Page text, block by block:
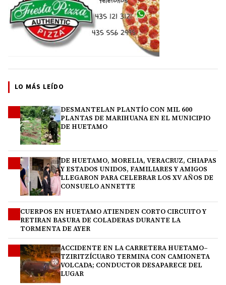
LO MÁS LEÍDO
DESMANTELAN PLANTÍO CON MIL 600
PLANTAS DE MARIHUANA EN EL MUNICIPIO
DE HUETAMO
DE HUETAMO, MORELIA, VERACRUZ, CHIAPAS
Y ESTADOS UNIDOS, FAMILIARES Y AMIGOS
LLEGARON PARA CELEBRAR LOS XV AÑOS DE
CONSUELO ANNETTE
CUERPOS EN HUETAMO ATIENDEN CORTO CIRCUITO Y
RETIRAN BASURA DE COLADERAS DURANTE LA
TORMENTA DE AYER
ACCIDENTE EN LA CARRETERA HUETAMO–
TZIRITZÍCUARO TERMINA CON CAMIONETA
VOLCADA; CONDUCTOR DESAPARECE DEL
LUGAR